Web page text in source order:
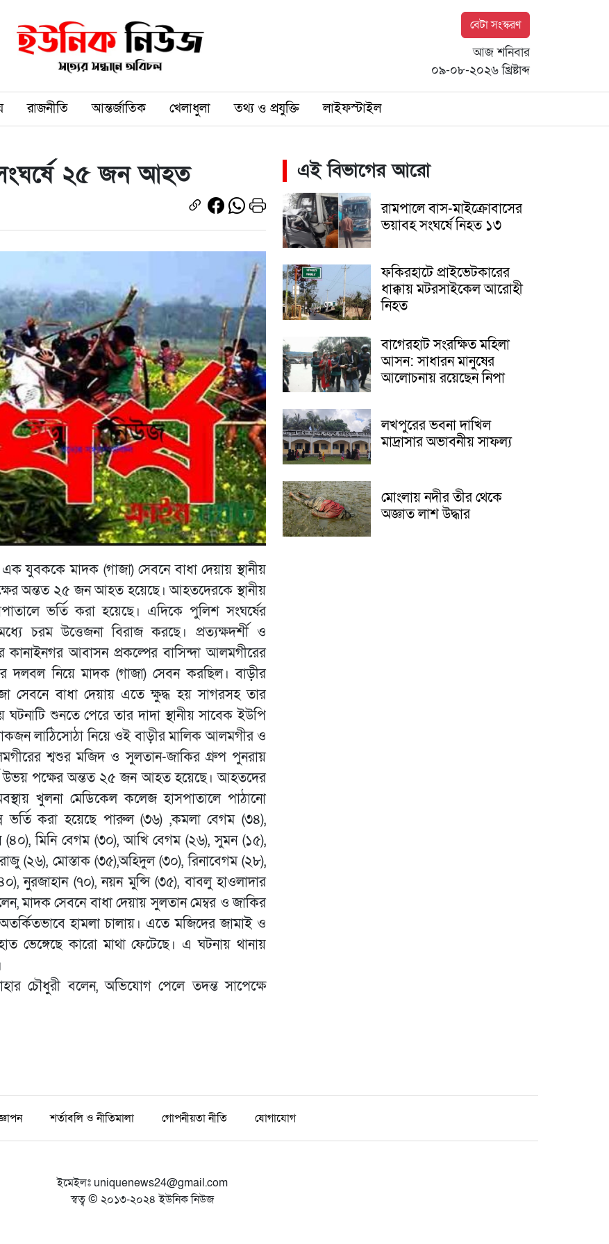
বেটা সংস্করণ
আজ শনিবার
০৯-০৮-২০২৬ খ্রিষ্টাব্দ
রাজনীতি আন্তর্জাতিক খেলাধুলা তথ্য ও প্রযুক্তি লাইফস্টাইল
২৫ জন আহত
যুবককে মাদক (গাজা) সেবনে বাধা দেয়ায় স্থানীয়
অন্তত ২৫ জন আহত হয়েছে। আহতদেরকে স্থানীয়
ভর্তি করা হয়েছে। এদিকে পুলিশ সংঘর্ষের
চরম উত্তেজনা বিরাজ করছে। প্রত্যক্ষদর্শী ও
কানাইনগর আবাসন প্রকল্পের বাসিন্দা আলমগীরের
দলবল নিয়ে মাদক (গাজা) সেবন করছিল। বাড়ীর
সেবনে বাধা দেয়ায় এতে ক্ষুদ্ধ হয় সাগরসহ তার
শুনতে পেরে তার দাদা স্থানীয় সাবেক ইউপি
লাঠিসোঠা নিয়ে ওই বাড়ীর মালিক আলমগীর ও
শ্বশুর মজিদ ও সুলতান-জাকির গ্রুপ পুনরায়
উভয় পক্ষের অন্তত ২৫ জন আহত হয়েছে। আহতদের
খুলনা মেডিকেল কলেজ হাসপাতালে পাঠানো
ভর্তি করা হয়েছে পারুল (৩৬) ,কমলা বেগম (৩৪),
মিনি বেগম (৩০), আখি বেগম (২৬), সুমন (১৫),
(২৬), মোস্তাক (৩৫),অহিদুল (৩০), রিনাবেগম (২৮),
নুরজাহান (৭০), নয়ন মুন্সি (৩৫), বাবলু হাওলাদার
মাদক সেবনে বাধা দেয়ায় সুলতান মেম্বর ও জাকির
হামলা চালায়। এতে মজিদের জামাই ও
কারো মাথা ফেটেছে। এ ঘটনায় থানায়
চৌধুরী বলেন, অভিযোগ পেলে তদন্ত সাপেক্ষে
এই বিভাগের আরো
রামপালে বাস-মাইক্রোবাসের
ভয়াবহ সংঘর্ষে নিহত ১৩
ফকিরহাটে প্রাইভেটকারের
ধাক্কায় মটরসাইকেল আরোহী
নিহত
বাগেরহাট সংরক্ষিত মহিলা
আসন: সাধারন মানুষের
আলোচনায় রয়েছেন নিপা
লখপুরের ভবনা দাখিল
মাদ্রাসার অভাবনীয় সাফল্য
মোংলায় নদীর তীর থেকে
অজ্ঞাত লাশ উদ্ধার
শর্তাবলি ও নীতিমালা গোপনীয়তা নীতি যোগাযোগ
ইমেইলঃ uniquenews24@gmail.com
স্বত্ব © ২০১৩-২০২৪ ইউনিক নিউজ